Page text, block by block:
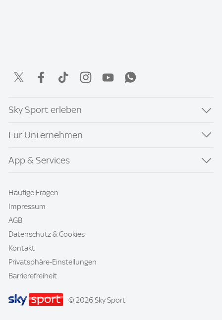
Sky Sport erleben
Für Unternehmen
App & Services
Häufige Fragen
Impressum
AGB
Datenschutz & Cookies
Kontakt
Privatsphäre-Einstellungen
Barrierefreiheit
© 2026 Sky Sport